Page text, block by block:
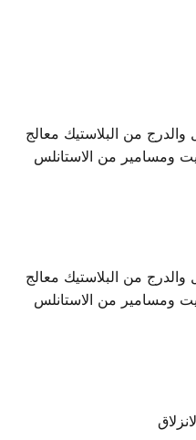
من البلاستيك معالج
ومسامير من الاستانلس
من البلاستيك معالج
ومسامير من الاستانلس